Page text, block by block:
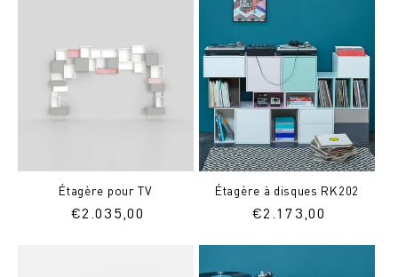
Étagère pour TV
Prix
€2.035,00
Étagère à disques RK202
Prix
€2.173,00